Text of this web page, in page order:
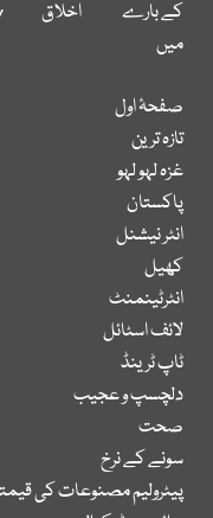
کے بارے
میں
اخلاق
صفحۂ اول
تازہ ترین
غزہ لہو لہو
پاکستان
انٹر نیشنل
کھیل
انٹرٹینمنٹ
لائف اسٹائل
ٹاپ ٹرینڈ
دلچسپ و عجیب
صحت
سونے کے نرخ
پیٹرولیم مصنوعات کی